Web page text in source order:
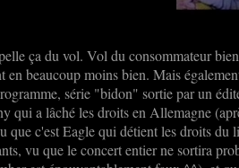
ça du vol. Vol du consommateur
en beaucoup moins bien. Mais
série "bidon" sortie par un
qui a lâché les droits en Allemagne
que c'est Eagle qui détient les droits du
vu que le concert entier ne sortira